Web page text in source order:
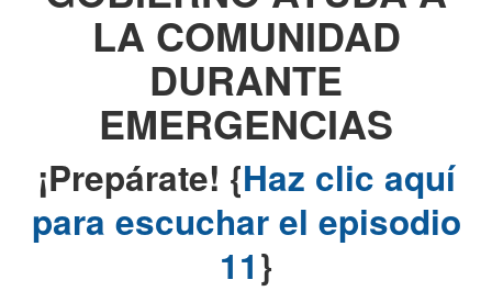
LA COMUNIDAD
DURANTE
EMERGENCIAS
¡Prepárate! {Haz clic aquí
para escuchar el episodio
11}